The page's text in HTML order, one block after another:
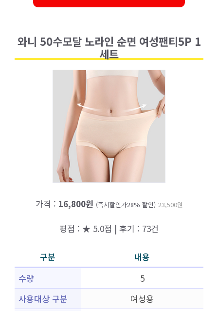
와니 50수모달 노라인 순면 여성팬티5P 1
세트
가격 : 16,800원 (즉시할인가28% 할인) 23,500원
평점 : ★ 5.0점 | 후기 : 73건
구분
내용
수량
5
사용대상 구분
여성용